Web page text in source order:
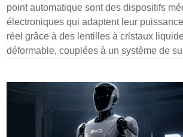
point automatique sont des dispositifs
électroniques qui adaptent leur
réel grâce à des lentilles à cristaux
déformable, couplées à un système de